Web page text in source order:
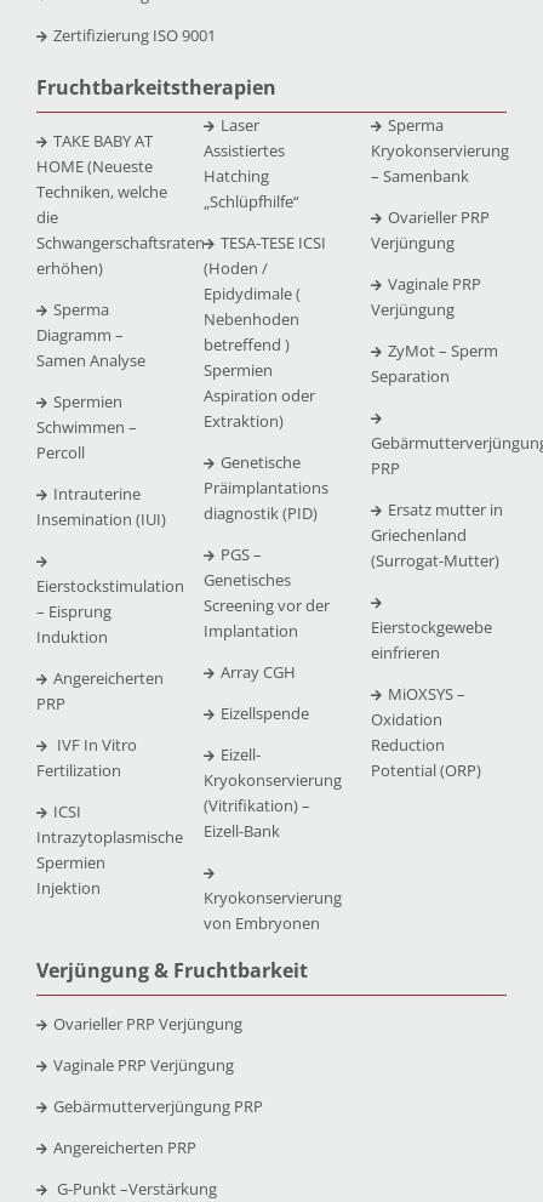
Zertifizierung ISO 9001
Fruchtbarkeitstherapien
TAKE BABY AT
HOME (Neueste
Techniken, welche
die
Schwangerschaftsraten
erhöhen)
Sperma
Diagramm –
Samen Analyse
Spermien
Schwimmen –
Percoll
Intrauterine
Insemination (IUI)
Eierstockstimulation
– Eisprung
Induktion
Angereicherten
PRP
IVF In Vitro
Fertilization
ICSI
Intrazytoplasmische
Spermien
Injektion
Laser
Assistiertes
Hatching
„Schlüpfhilfe“
TESA-TESE ICSI
(Hoden /
Epidydimale (
Nebenhoden
betreffend )
Spermien
Aspiration oder
Extraktion)
Genetische
Präimplantations
diagnostik (PID)
PGS –
Genetisches
Screening vor der
Implantation
Array CGH
Eizellspende
Eizell-
Kryokonservierung
(Vitrifikation) –
Eizell-Bank
Kryokonservierung
von Embryonen
Sperma
Kryokonservierung
– Samenbank
Ovarieller PRP
Verjüngung
Vaginale PRP
Verjüngung
ZyMot – Sperm
Separation
PRP
Ersatz mutter in
Griechenland
(Surrogat-Mutter)
Eierstockgewebe
einfrieren
MiOXSYS –
Oxidation
Reduction
Potential (ORP)
Verjüngung & Fruchtbarkeit
Ovarieller PRP Verjüngung
Vaginale PRP Verjüngung
Gebärmutterverjüngung PRP
Angereicherten PRP
G-Punkt –Verstärkung